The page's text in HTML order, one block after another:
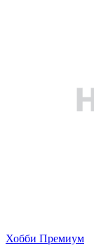
Хобби Премиум